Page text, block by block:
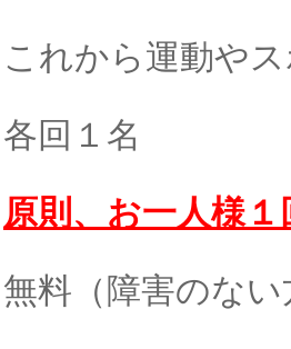
れから運動や
回１名
原則、お一人様１
料（障害のない